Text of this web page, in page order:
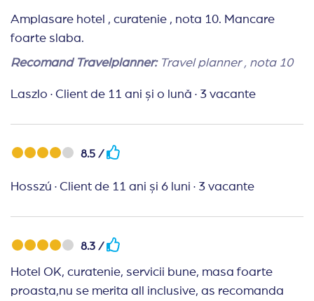
Amplasare hotel , curatenie , nota 10. Mancare
foarte slaba.
Recomand Travelplanner: Travel planner , nota 10
Laszlo · Client de 11 ani și o lună · 3 vacante
8.5 /
Hosszú · Client de 11 ani și 6 luni · 3 vacante
8.3 /
Hotel OK, curatenie, servicii bune, masa foarte
proasta,nu se merita all inclusive, as recomanda